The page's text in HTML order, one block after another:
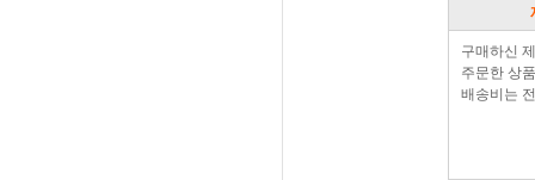
구매하신
주문한 상
배송비는